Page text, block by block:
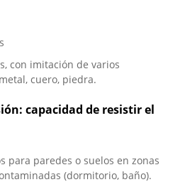
imitación de varios
cuero, piedra.
capacidad de resistir el
para paredes o suelos en zonas
(dormitorio, baño).